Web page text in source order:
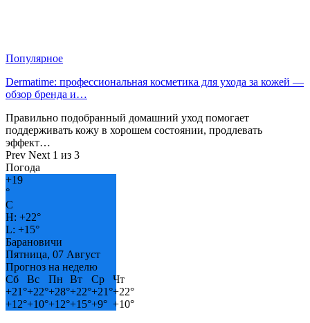
Популярное
Dermatime: профессиональная косметика для ухода за кожей —
обзор бренда и…
Правильно подобранный домашний уход помогает
поддерживать кожу в хорошем состоянии, продлевать
эффект…
Prev Next 1 из 3
Погода
+19
°
C
H: +22°
L: +15°
Барановичи
Пятница, 07 Август
Прогноз на неделю
Сб
Вс Пн Вт Ср
Чт
+21°+22°+28°+22°+21°+22°
+12°+10°+12°+15°+9° +10°